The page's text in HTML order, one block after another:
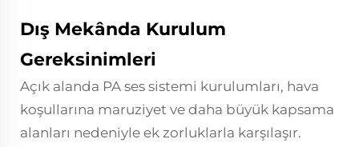
Dış Mekânda Kurulum
Gereksinimleri
Açık alanda PA ses sistemi kurulumları, hava
koşullarına maruziyet ve daha büyük kapsama
alanları nedeniyle ek zorluklarla karşılaşır.